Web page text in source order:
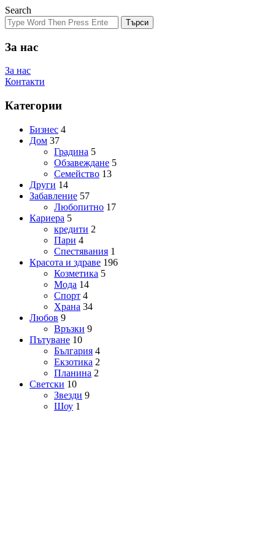
Search
Търси
За нас
За нас
Контакти
Категории
Бизнес 4
Дом 37
Градина 5
Обзавеждане 5
Семейство 13
Други 14
Забавление 57
Любопитно 17
Кариера 5
кредити 2
Пари 4
Спестявания 1
Красота и здраве 196
Козметика 5
Мода 14
Спорт 4
Храна 34
Любов 9
Връзки 9
Пътуване 10
България 4
Екзотика 2
Планина 2
Светски 10
Звезди 9
Шоу 1